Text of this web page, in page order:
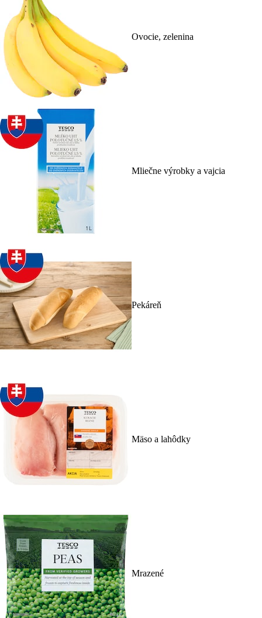
Ovocie, zelenina
Mliečne výrobky a vajcia
Pekáreň
Mäso a lahôdky
Mrazené